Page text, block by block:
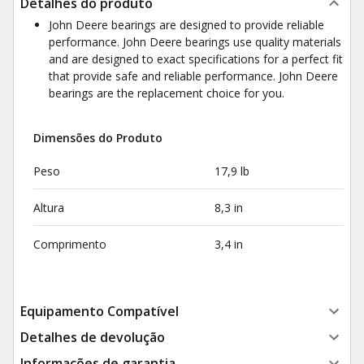
John Deere bearings are designed to provide reliable
performance. John Deere bearings use quality materials
and are designed to exact specifications for a perfect fit
that provide safe and reliable performance. John Deere
bearings are the replacement choice for you.
Dimensões do Produto
Peso 17,9 lb
Altura 8,3 in
Comprimento 3,4 in
Equipamento Compatível
Detalhes de devolução